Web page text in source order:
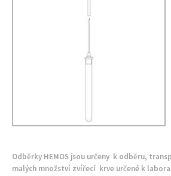
Odběrky HEMOS jsou určeny k odběru,
malých množství zvířecí krve určené k